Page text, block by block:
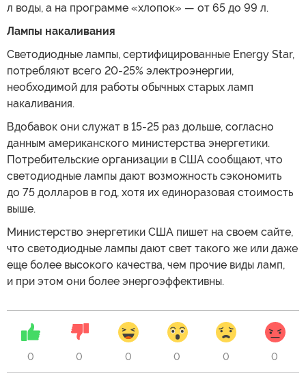
л воды, а на программе «хлопок» — от 65 до 99 л.
Лампы накаливания
Светодиодные лампы, сертифицированные Energy Star,
потребляют всего 20-25% электроэнергии,
необходимой для работы обычных старых ламп
накаливания.
Вдобавок они служат в 15-25 раз дольше, согласно
данным американского министерства энергетики.
Потребительские организации в США сообщают, что
светодиодные лампы дают возможность сэкономить
до 75 долларов в год, хотя их единоразовая стоимость
выше.
Министерство энергетики США пишет на своем сайте,
что светодиодные лампы дают свет такого же или даже
еще более высокого качества, чем прочие виды ламп,
и при этом они более энергоэффективны.
0 0 0 0 0 0